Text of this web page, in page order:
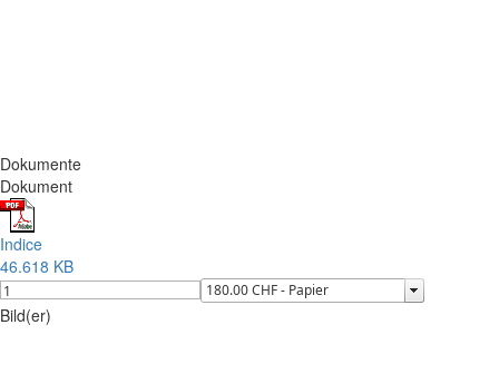
Dokumente
Dokument
Indice
46.618 KB
Bild(er)